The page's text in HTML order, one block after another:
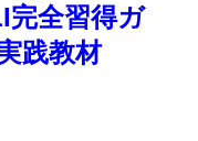
全習得ガ
践教材